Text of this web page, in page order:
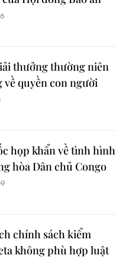
thưởng thường niên
quyền con người
họp khẩn về tình hình
hòa Dân chủ Congo
chính sách kiểm
không phù hợp luật